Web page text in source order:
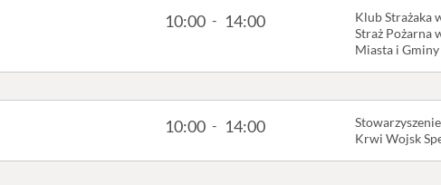
10:00 - 14:00
Klub Strażaka
Straż Pożarna
Miasta i
10:00 - 14:00
Krwi Wojsk